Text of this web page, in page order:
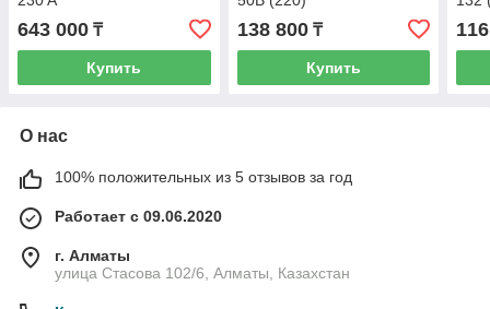
643 000 ₸
Купить
138 800₸
Купить
О нас
100% положительных из 5 отзывов за год
Работает с 09.06.2020
г. Алматы
улица Стасова 102/6, Алматы, Казахстан